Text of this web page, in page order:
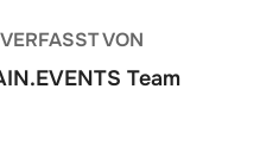
VERFASST VON
Team